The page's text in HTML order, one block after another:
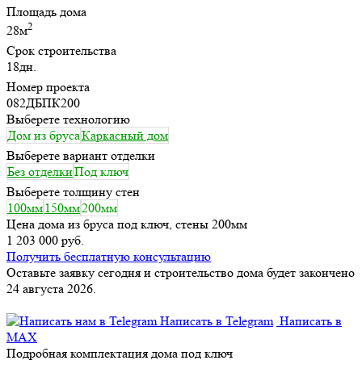
Площадь дома
28м2
Срок строительства
18дн.
Номер проекта
082ДБПК200
Выберете технологию
Дом из брусаКаркасный дом
Выберете вариант отделки
Без отделкиПод ключ
Выберете толщину стен
100мм 150мм200мм
Цена дома из бруса под ключ, стены 200мм
1 203 000 руб.
Получить бесплатную консультацию
Оставьте заявку сегодня и строительство дома будет закончено
24 августа 2026.
Написать в Telegram Написать в
MAX
Подробная комплектация дома под ключ